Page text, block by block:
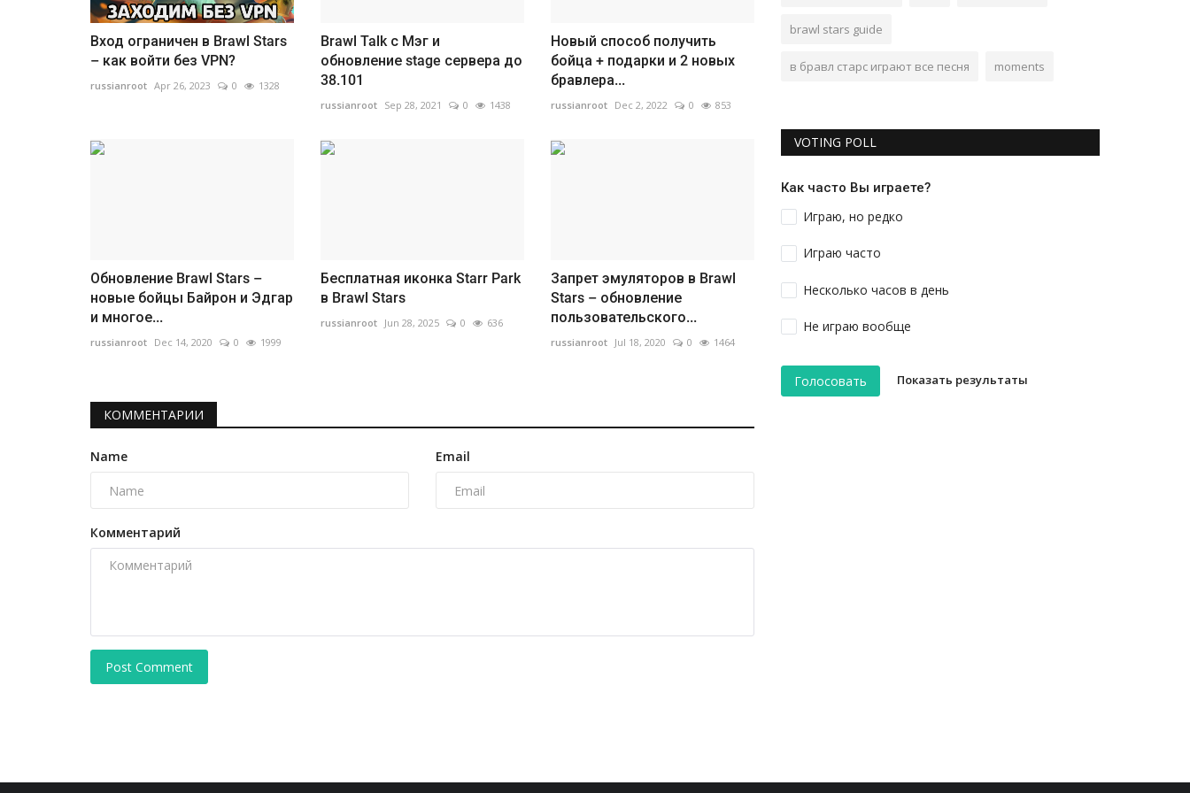
Вход ограничен в Brawl Stars
– как войти без VPN?
russianroot Apr 26, 2023 0 1328
Brawl Talk с Мэг и
обновление stage сервера до
38.101
russianroot Sep 28, 2021 0 1438
Новый способ получить
бойца + подарки и 2 новых
бравлера...
russianroot Dec 2, 2022 0 853
Обновление Brawl Stars –
новые бойцы Байрон и Эдгар
и многое...
russianroot Dec 14, 2020 0 1999
Бесплатная иконка Starr Park
в Brawl Stars
russianroot Jun 28, 2025 0 636
Запрет эмуляторов в Brawl
Stars – обновление
пользовательского...
russianroot Jul 18, 2020 0 1464
КОММЕНТАРИИ
Name Email
Комментарий
Post Comment
brawl stars guide
в бравл старс играют все песня moments
VOTING POLL
Как часто Вы играете?
Играю, но редко
Играю часто
Несколько часов в день
Не играю вообще
Голосовать Показать результаты